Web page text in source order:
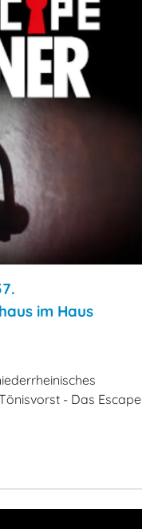
im Haus
- Das Escape